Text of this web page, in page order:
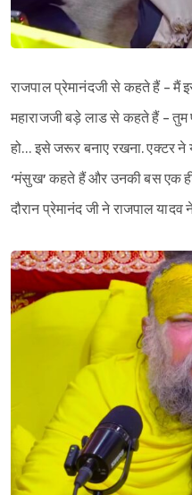
राजपाल प्रेमानंदजी से कहते हैं - मैं
महाराजजी बड़े लाड से कहते हैं - तुम
हो… इसे जरूर बनाए रखना. एक्टर ने
‘मंसुख’ कहते हैं और उनकी बस एक
दौरान प्रेमानंद जी ने राजपाल